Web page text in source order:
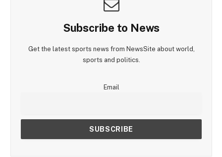
Subscribe to News
Get the latest sports news from NewsSite about world,
sports and politics.
Email